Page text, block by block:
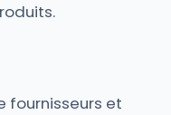
fournisseurs et